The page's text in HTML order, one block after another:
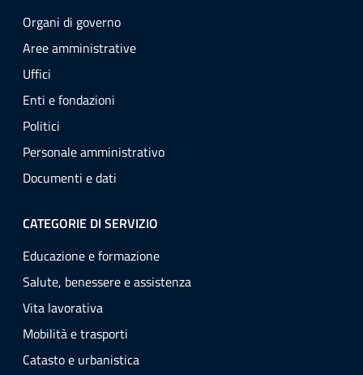
Organi di governo
Aree amministrative
Uffici
Enti e fondazioni
Politici
Personale amministrativo
Documenti e dati
CATEGORIE DI SERVIZIO
Educazione e formazione
Salute, benessere e assistenza
Vita lavorativa
Mobilità e trasporti
Catasto e urbanistica